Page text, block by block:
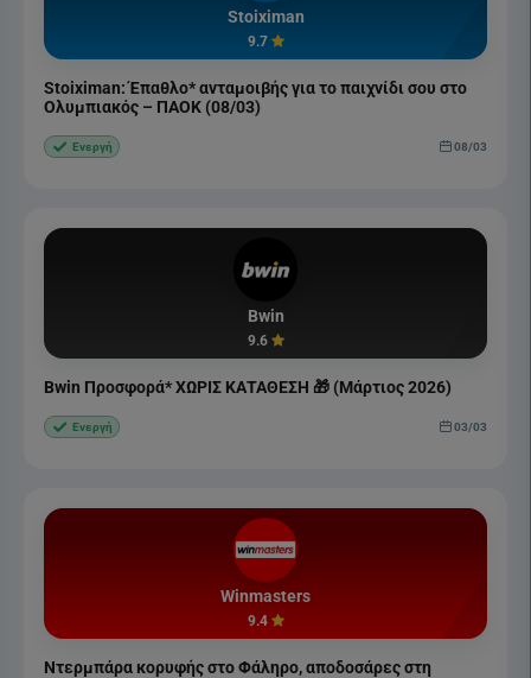
Stoiximan
9.7
Stoiximan: Έπαθλο* ανταμοιβής για το παιχνίδι σου στο
Ολυμπιακός – ΠΑΟΚ (08/03)
Ενεργή 08/03
Bwin
9.6
Bwin Προσφορά* ΧΩΡΙΣ ΚΑΤΑΘΕΣΗ 🎁 (Μάρτιος 2026)
Ενεργή 03/03
Winmasters
9.4
Ντερμπάρα κορυφής στο Φάληρο, αποδοσάρες στη